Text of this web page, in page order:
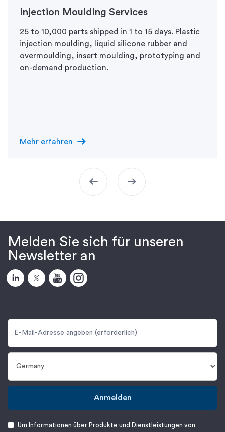
Injection Moulding Services
25 to 10,000 parts shipped in 1 to 15 days. Plastic
injection moulding, liquid silicone rubber and
overmoulding, insert moulding, prototyping and
on-demand production.
Mehr erfahren arrow_right_alt
arrow_left_alt arrow_right_alt
Melden Sie sich für unseren
Newsletter an
Anmelden
Um Informationen über Produkte und Dienstleistungen von